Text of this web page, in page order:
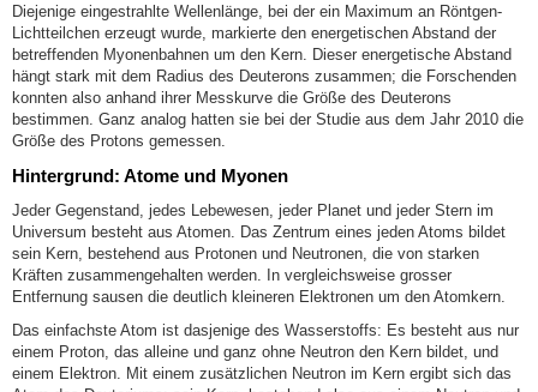
Diejenige eingestrahlte Wellenlänge, bei der ein Maximum an Röntgen-
Lichtteilchen erzeugt wurde, markierte den energetischen Abstand der
betreffenden Myonenbahnen um den Kern. Dieser energetische Abstand
hängt stark mit dem Radius des Deuterons zusammen; die Forschenden
konnten also anhand ihrer Messkurve die Größe des Deuterons
bestimmen. Ganz analog hatten sie bei der Studie aus dem Jahr 2010 die
Größe des Protons gemessen.
Hintergrund: Atome und Myonen
Jeder Gegenstand, jedes Lebewesen, jeder Planet und jeder Stern im
Universum besteht aus Atomen. Das Zentrum eines jeden Atoms bildet
sein Kern, bestehend aus Protonen und Neutronen, die von starken
Kräften zusammengehalten werden. In vergleichsweise grosser
Entfernung sausen die deutlich kleineren Elektronen um den Atomkern.
Das einfachste Atom ist dasjenige des Wasserstoffs: Es besteht aus nur
einem Proton, das alleine und ganz ohne Neutron den Kern bildet, und
einem Elektron. Mit einem zusätzlichen Neutron im Kern ergibt sich das